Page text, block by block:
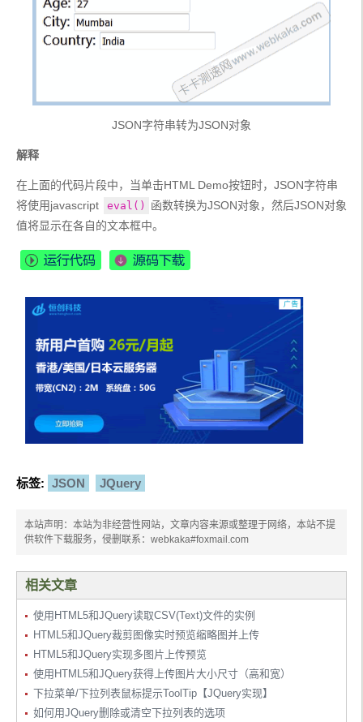
JSON字符串转为JSON对象
解释
在上面的代码片段中，当单击HTML Demo按钮时，JSON字符串
将使用javascript
eval()
函数转换为JSON对象，然后JSON对象
值将显示在各自的文本框中。
标签: JSON JQuery
本站声明：本站为非经营性网站，文章内容来源或整理于网络，本站不提
供软件下载服务，侵删联系：webkaka#foxmail.com
相关文章
使用HTML5和JQuery读取CSV(Text)文件的实例
HTML5和JQuery裁剪图像实时预览缩略图并上传
HTML5和JQuery实现多图片上传预览
使用HTML5和JQuery获得上传图片大小尺寸（高和宽）
下拉菜单/下拉列表鼠标提示ToolTip【JQuery实现】
如何用JQuery删除或清空下拉列表的选项